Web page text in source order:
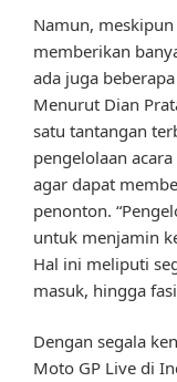
Namun,
memberikan
ada juga
Menurut Dian
satu tantangan
pengelolaan
agar dapat
penonton.
untuk menjamin
Hal ini meliputi
masuk, hingga
Dengan segala
Moto GP Live di